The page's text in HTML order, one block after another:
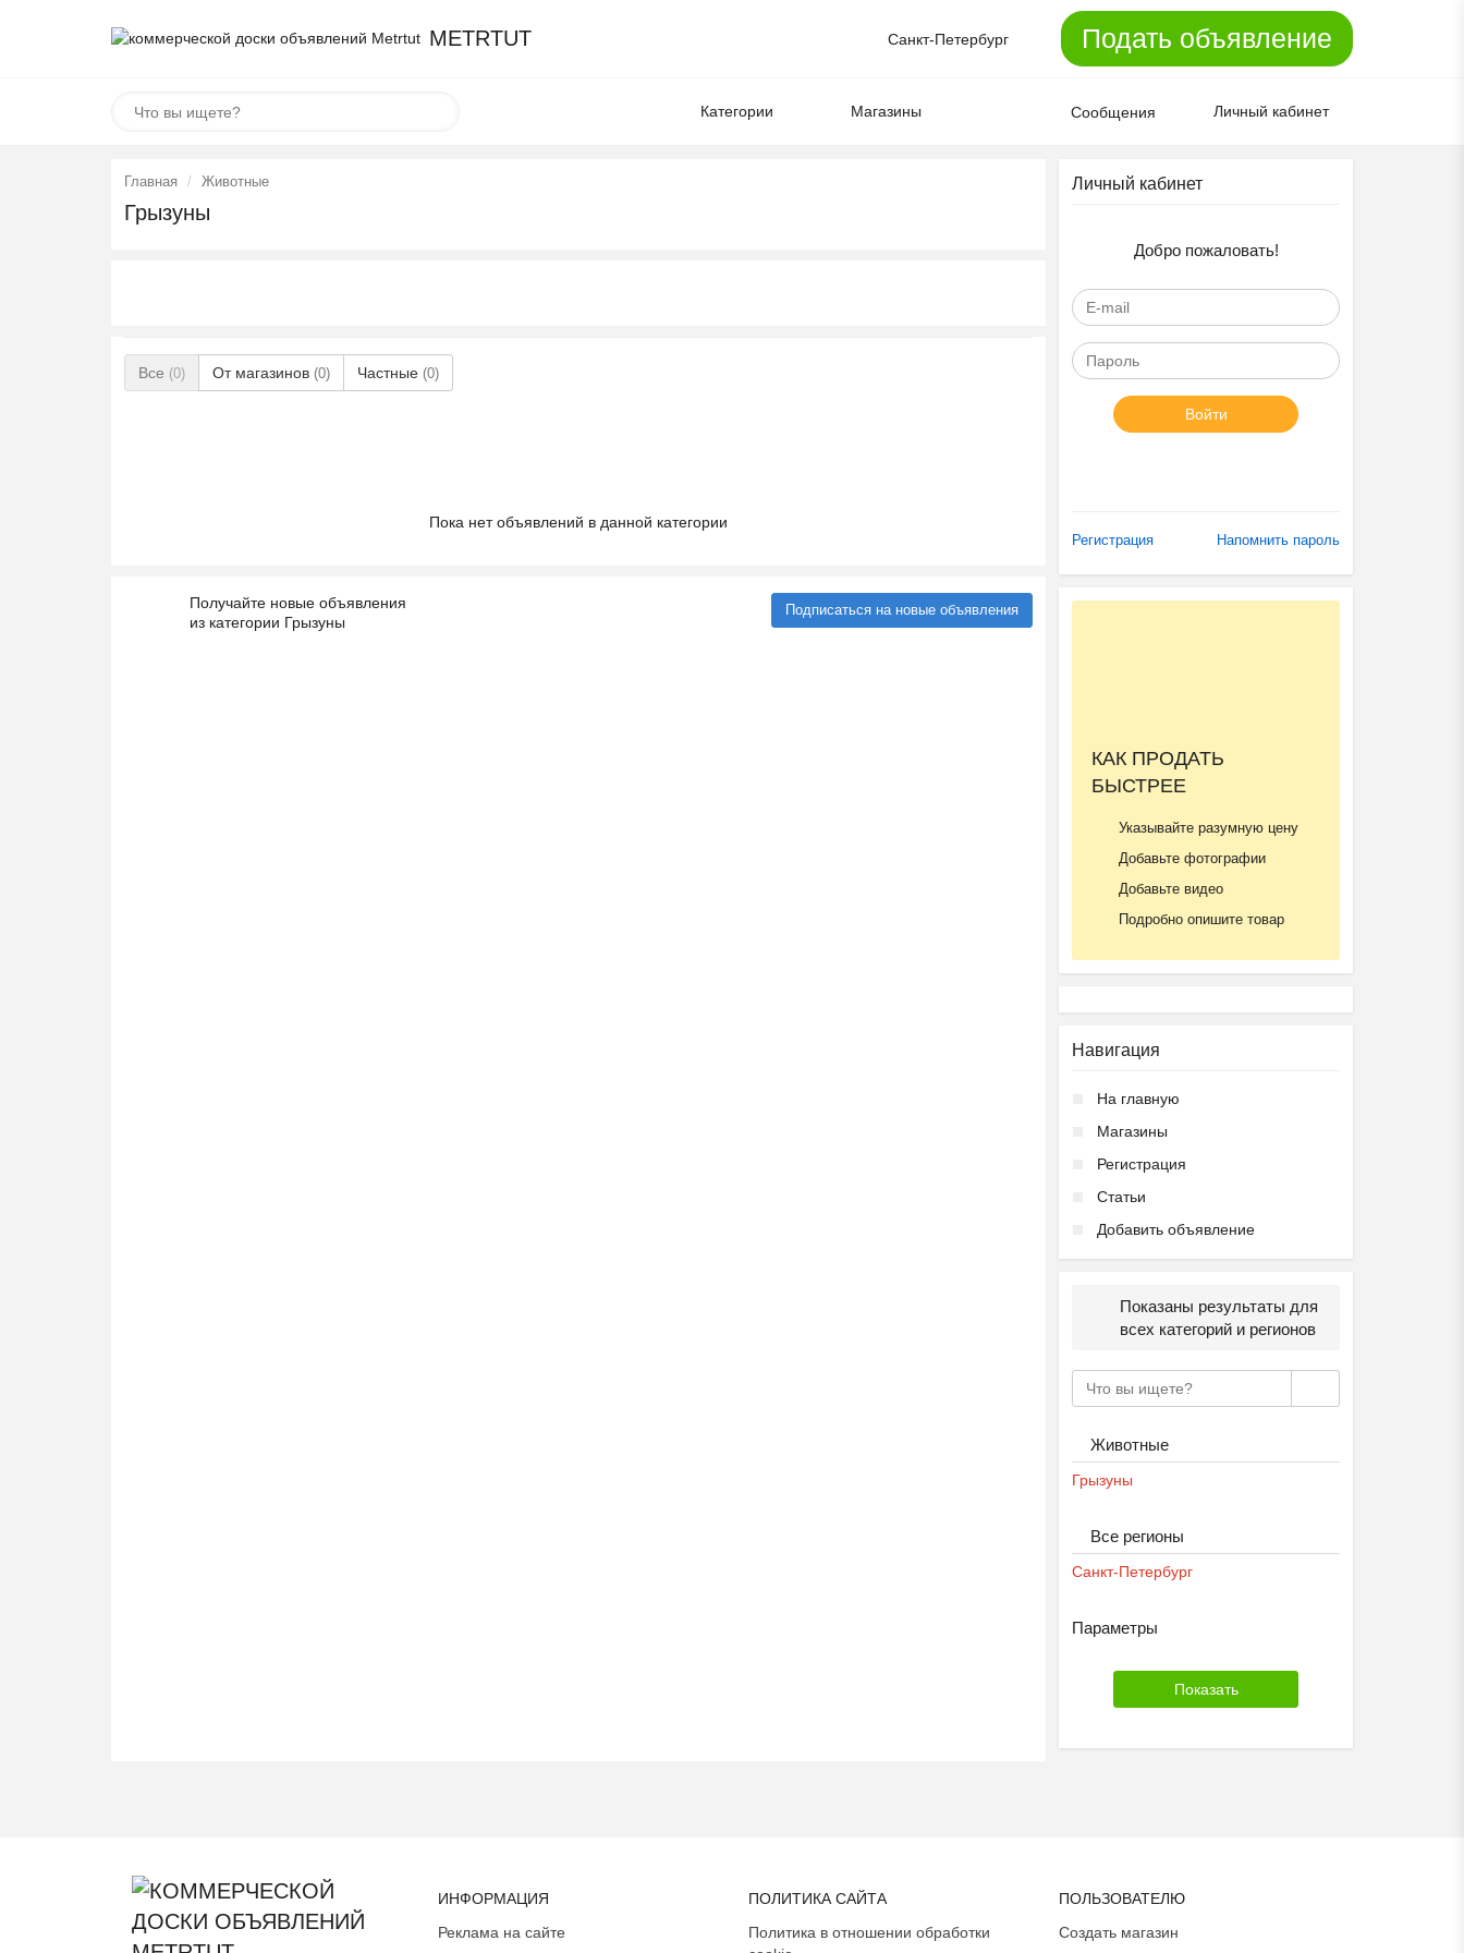
METRTUT Санкт-Петербург Подать объявление
Категории Магазины Сообщения Личный кабинет
Главная Животные
Грызуны
Все (0) От магазинов (0) Частные (0)
Пока нет объявлений в данной категории
Получайте новые объявления
из категории Грызуны
Подписаться на новые объявления
Личный кабинет
Добро пожаловать!
Войти
Регистрация Напомнить пароль
КАК ПРОДАТЬ
БЫСТРЕЕ
Указывайте разумную цену
Добавьте фотографии
Добавьте видео
Подробно опишите товар
Навигация
На главную
Магазины
Регистрация
Статьи
Добавить объявление
Показаны результаты для
всех категорий и регионов
Животные
Грызуны
Все регионы
Санкт-Петербург
Параметры
ИНФОРМАЦИЯ
Реклама на сайте
ПОЛИТИКА САЙТА
Политика в отношении обработки
ПОЛЬЗОВАТЕЛЮ
Создать магазин